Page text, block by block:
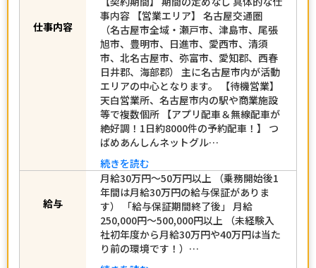
【契約期間】 期間の定めなし 具体的な仕
事内容 【営業エリア】 名古屋交通圏
（名古屋市全域・瀬戸市、津島市、尾張
旭市、豊明市、日進市、愛西市、清須
市、北名古屋市、弥富市、愛知郡、西春
日井郡、海部郡） 主に名古屋市内が活動
エリアの中心となります。 【待機営業】
天白営業所、名古屋市内の駅や商業施設
等で複数個所 【アプリ配車＆無線配車が
絶好調！1日約8000件の予約配車！】 つ
ばめあんしんネットグル…
続きを読む
月給30万円～50万円以上 （乗務開始後1
年間は月給30万円の給与保証がありま
す） 「給与保証期間終了後」 月給
250,000円～500,000円以上 （未経験入
社初年度から月給30万円や40万円は当た
り前の環境です！）…